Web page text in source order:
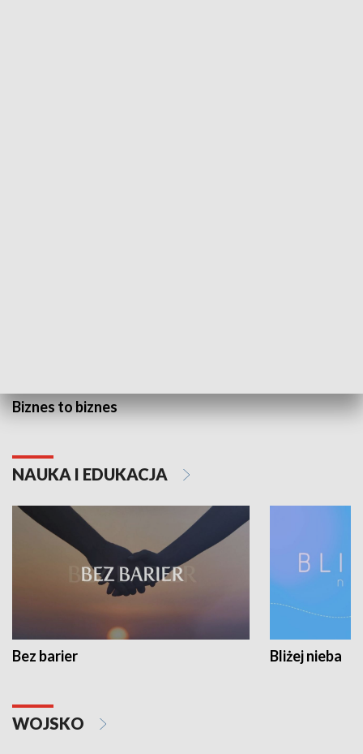
Biznes to biznes
NAUKA I EDUKACJA
Bez barier Bliżej nieba
WOJSKO